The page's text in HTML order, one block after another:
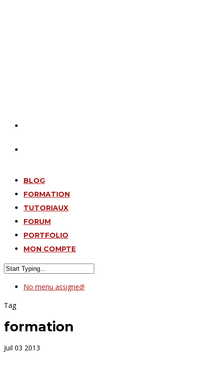
BLOG
FORMATION
TUTORIAUX
FORUM
PORTFOLIO
MON COMPTE
No menu assigned!
Tag
formation
Juil 03 2013